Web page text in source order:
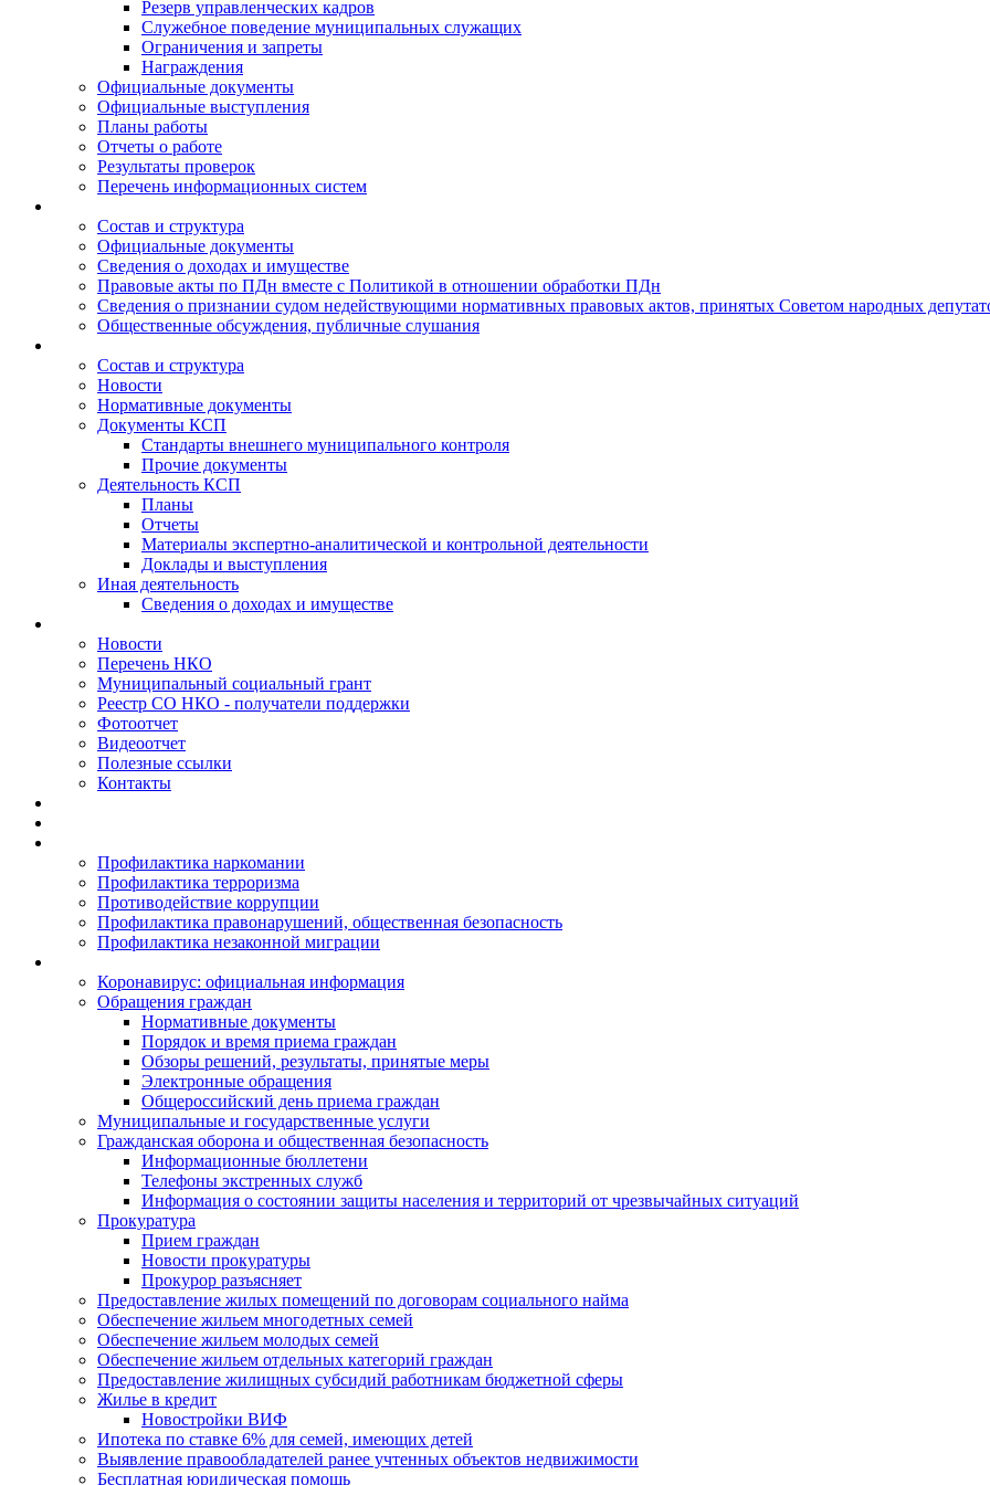
Резерв управленческих кадров
Служебное поведение муниципальных служащих
Ограничения и запреты
Награждения
Официальные документы
Официальные выступления
Планы работы
Отчеты о работе
Результаты проверок
Перечень информационных систем
Состав и структура
Официальные документы
Сведения о доходах и имуществе
Правовые акты по ПДн вместе с Политикой в отношении обработки ПДн
Сведения о признании судом недействующими нормативных правовых актов, принятых Советом народных
Общественные обсуждения, публичные слушания
Состав и структура
Новости
Нормативные документы
Документы КСП
Стандарты внешнего муниципального контроля
Прочие документы
Деятельность КСП
Планы
Отчеты
Материалы экспертно-аналитической и контрольной деятельности
Доклады и выступления
Иная деятельность
Сведения о доходах и имуществе
Новости
Перечень НКО
Муниципальный социальный грант
Реестр СО НКО - получатели поддержки
Фотоотчет
Видеоотчет
Полезные ссылки
Контакты
Профилактика наркомании
Профилактика терроризма
Противодействие коррупции
Профилактика правонарушений, общественная безопасность
Профилактика незаконной миграции
Коронавирус: официальная информация
Обращения граждан
Нормативные документы
Порядок и время приема граждан
Обзоры решений, результаты, принятые меры
Электронные обращения
Общероссийский день приема граждан
Муниципальные и государственные услуги
Гражданская оборона и общественная безопасность
Информационные бюллетени
Телефоны экстренных служб
Информация о состоянии защиты населения и территорий от чрезвычайных ситуаций
Прокуратура
Прием граждан
Новости прокуратуры
Прокурор разъясняет
Предоставление жилых помещений по договорам социального найма
Обеспечение жильем многодетных семей
Обеспечение жильем молодых семей
Обеспечение жильем отдельных категорий граждан
Предоставление жилищных субсидий работникам бюджетной сферы
Жилье в кредит
Новостройки ВИФ
Ипотека по ставке 6% для семей, имеющих детей
Выявление правообладателей ранее учтенных объектов недвижимости
Бесплатная юридическая помощь